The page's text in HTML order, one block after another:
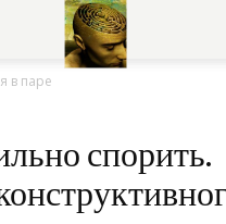
в паре
спорить.